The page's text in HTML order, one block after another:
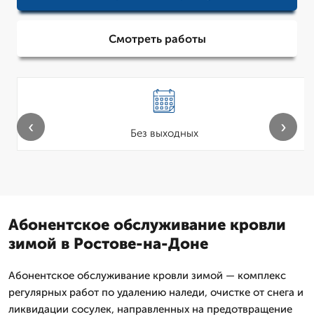
Смотреть работы
Без выходных
‹ ›
Абонентское обслуживание кровли
зимой в Ростове-на-Доне
Абонентское обслуживание кровли зимой — комплекс
регулярных работ по удалению наледи, очистке от снега и
ликвидации сосулек, направленных на предотвращение